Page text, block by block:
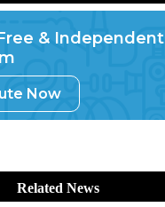
& Independent
Now
Related News